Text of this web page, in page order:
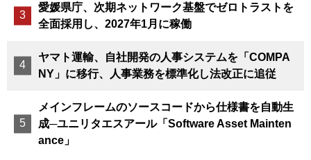
愛媛県庁、次期ネットワーク基盤でゼロトラストを
全面採用し、2027年1月に稼働
ヤマト運輸、自社開発の人事システムを「COMPA
NY」に移行、人事業務を標準化し法改正に追従
メインフレームのソースコードから仕様書を自動生
成─ユニリタエスアール「Software Asset Mainten
ance」